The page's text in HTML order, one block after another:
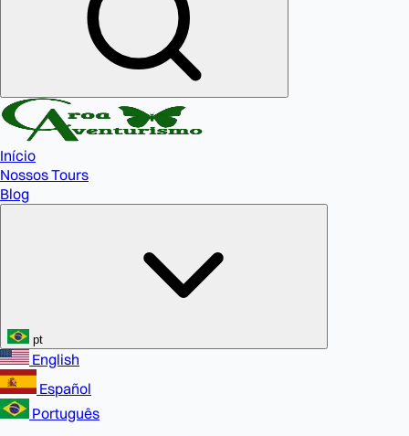
Início
Nossos Tours
Blog
pt
English
Español
Português